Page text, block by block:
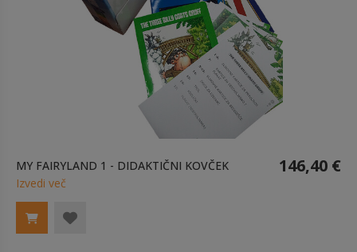
MY FAIRYLAND 1 - DIDAKTIČNI KOVČEK 146,40 €
Izvedi več